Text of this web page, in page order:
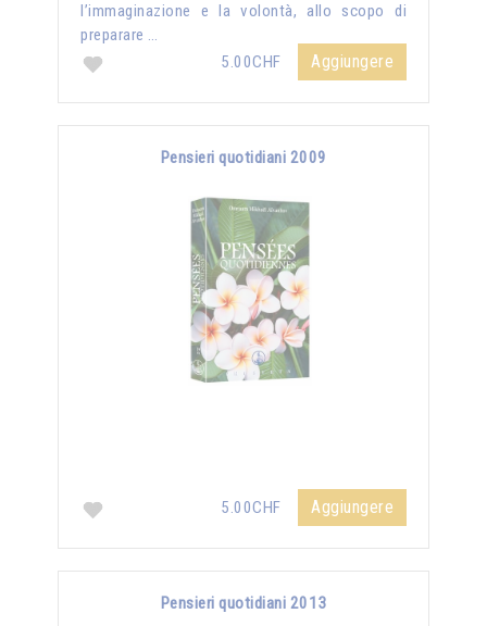
l’immaginazione e la volontà, allo scopo di
preparare …
5.00CHF
Aggiungere
Pensieri quotidiani 2009
5.00CHF Aggiungere
Pensieri quotidiani 2013